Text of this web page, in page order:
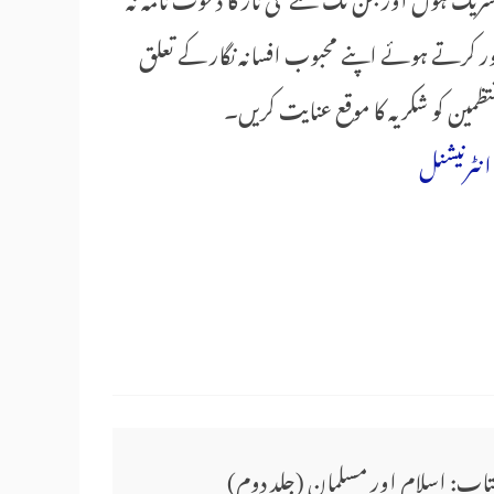
کرتے ہوئے اپنے محبوب افسانہ نگار کے تعلق
کو شکریہ کا موقع عنایت کریں۔
اسلام اور مسلمان (جلد دوم)